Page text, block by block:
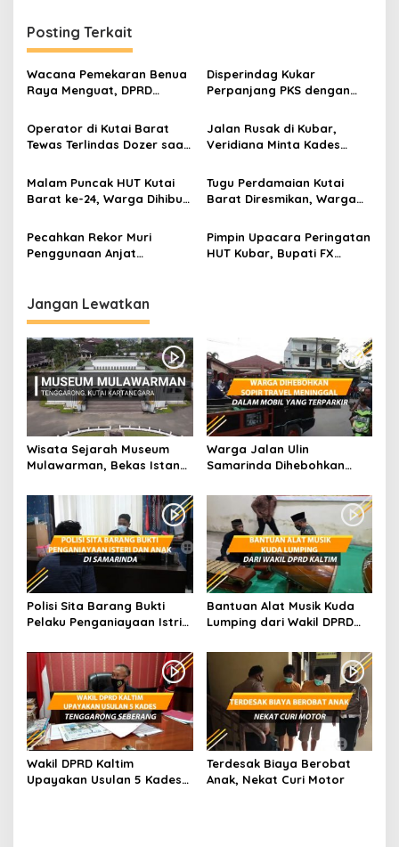
Posting Terkait
Wacana Pemekaran Benua
Raya Menguat, DPRD
Pusat
Disperindag Kukar
Perpanjang PKS dengan
Kemetrologian
Operator di Kutai Barat
Tewas Terlindas Dozer saat
Jalan Rusak di Kubar,
Veridiana Minta Kades
ke Pemprov Kaltim
Malam Puncak HUT Kutai
Barat ke-24, Warga Dihibur
Happy Asmara
Tugu Perdamaian Kutai
Barat Diresmikan, Warga
Antar Sesama
Pecahkan Rekor Muri
Penggunaan Anjat
Pimpin Upacara Peringatan
HUT Kubar, Bupati FX
Jangan Lewatkan
Wisata Sejarah Museum
Mulawarman, Bekas Istana
Warga Jalan Ulin
Samarinda Dihebohkan
Meninggal Dalam Mobil
Terparkir
Polisi Sita Barang Bukti
Pelaku Penganiayaan Istri
Bantuan Alat Musik Kuda
Lumping dari Wakil DPRD
Wakil DPRD Kaltim
Upayakan Usulan 5 Kades
Terdesak Biaya Berobat
Anak, Nekat Curi Motor